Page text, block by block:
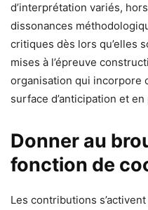
d’interprétation variés,
dissonances
critiques dès lors qu’elles
mises à l’épreuve
organisation qui incorpore
surface d’anticipation et
Donner au
fonction de
Les contributions